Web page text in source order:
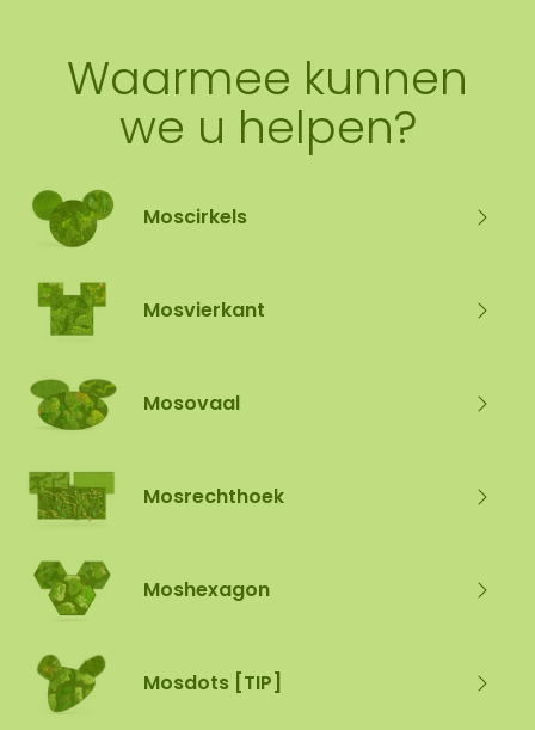
Waarmee kunnen
we u helpen?
Moscirkels
Mosvierkant
Mosovaal
Mosrechthoek
Moshexagon
Mosdots [TIP]